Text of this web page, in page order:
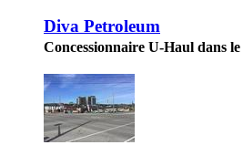
Diva Petroleum
Concessionnaire U-Haul dans le